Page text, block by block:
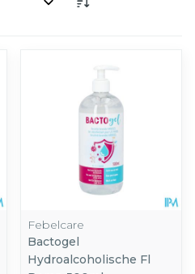
Febelcare
Bactogel
Hydroalcoholische Fl